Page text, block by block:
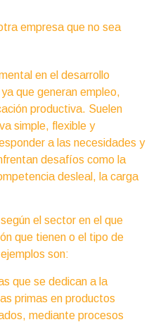
empresa que no sea
en el desarrollo
que generan empleo,
productiva. Suelen
simple, flexible y
a las necesidades y
desafíos como la
desleal, la carga
el sector en el que
que tienen o el tipo de
son:
que se dedican a la
primas en productos
mediante procesos